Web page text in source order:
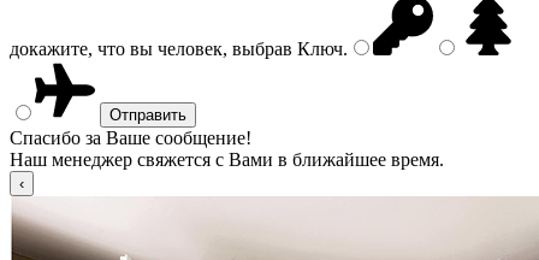
докажите, что вы человек, выбрав Ключ.
Спасибо за Ваше сообщение!
Наш менеджер свяжется с Вами в ближайшее время.